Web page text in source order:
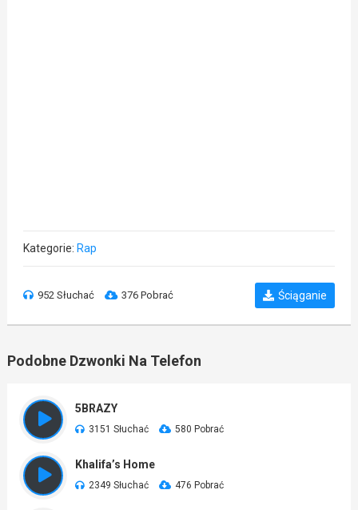
Kategorie: Rap
952 Słuchać 376 Pobrać Ściąganie
Podobne Dzwonki Na Telefon
5BRAZY
3151 Słuchać 580 Pobrać
Khalifa’s Home
2349 Słuchać 476 Pobrać